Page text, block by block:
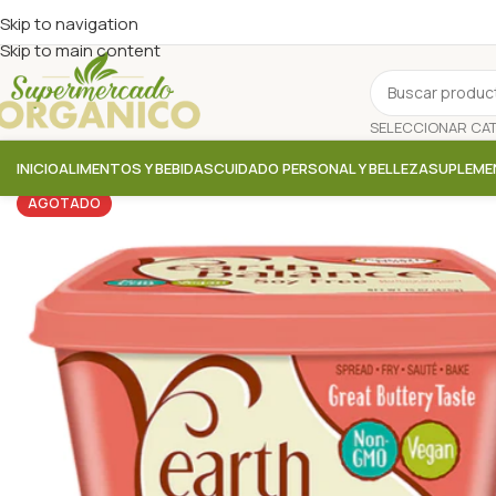
Skip to navigation
Skip to main content
INICIOALIMENTOS Y BEBIDASCUIDADO PERSONAL Y BELLEZA
AGOTADO